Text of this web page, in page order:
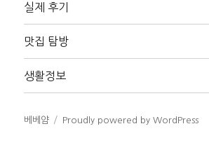
실제 후기
맛집 탐방
생활정보
베베얌 Proudly powered by WordPress